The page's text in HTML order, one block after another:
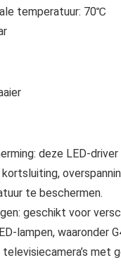
temperatuur: 70℃
deze LED-
te beschermen.
geschikt voor
lampen, waaronder
televisiecamera’s met